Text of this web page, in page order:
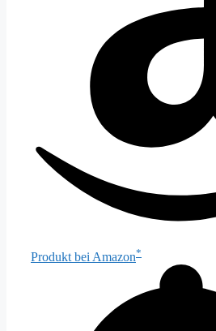
Produkt bei Amazon*